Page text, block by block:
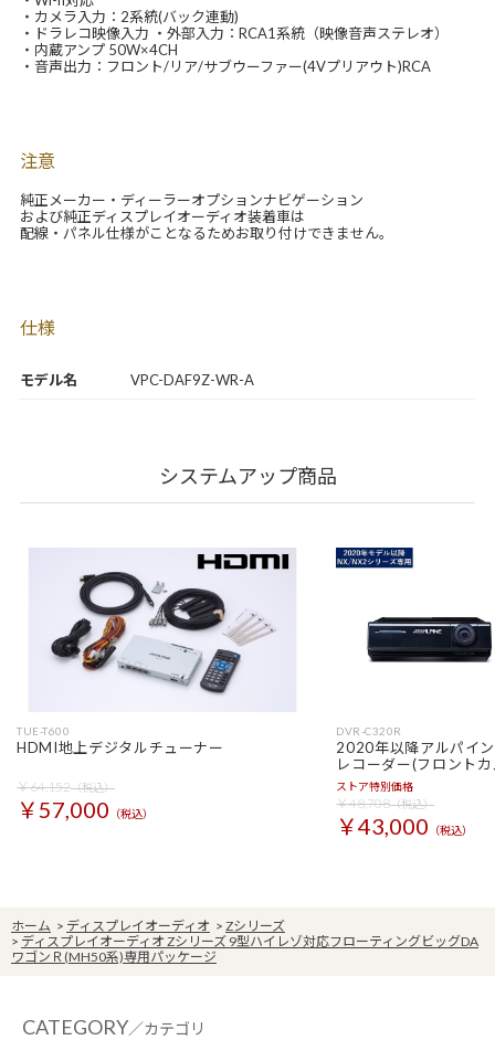
モデル名 VPC-DAF9Z-WR-A
・カメラ入力：2系統(バック連動)
・ドラレコ映像入力 ・外部入力：RCA1系統（映像音声ステレオ）
・内蔵アンプ 50W×4CH
・音声出力：フロント/リア/サブウーファー(4Vプリアウト)RCA
注意
純正メーカー・ディーラーオプションナビゲーション
および純正ディスプレイオーディオ装着車は
配線・パネル仕様がことなるためお取り付けできません。
仕様
システムアップ商品
TUE-T600
HDMI地上デジタルチューナー
￥64,152（税込）
￥57,000 （税込）
DVR-C320R
2020年以降アルパイ
レコーダー(フロント
ストア特別価格
￥48,708（税込）
￥43,000 （税込）
ホーム > ディスプレイオーディオ > Zシリーズ
> ディスプレイオーディオ Zシリーズ 9型ハイレゾ対応フローティングビッグDA
ワゴンＲ(MH50系)専用パッケージ
CATEGORY／カテゴリ